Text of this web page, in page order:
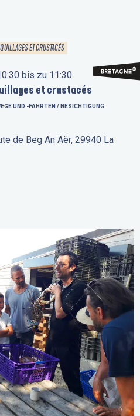
ET CRUSTACÉS
bis zu 11:30
et crustacés
UND -FAHRTEN / BESICHTIGUNG
de Beg An Aër, 29940 La